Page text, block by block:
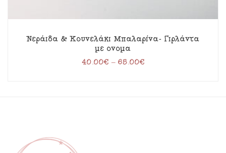
Νεράιδα & Κουνελάκι Μπαλαρίνα- Γιρλάντα
με όνομα
40.00€ – 65.00€